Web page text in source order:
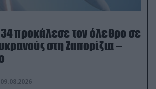
προκάλεσε τον όλεθρο σε
στη Ζαπορίζια –
09.08.2026